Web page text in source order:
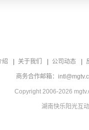
绍 关于我们 公司动态
商务合作邮箱：
Copyright 2006-2026
湖南快乐阳光互